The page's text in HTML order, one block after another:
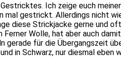
Ich zeige euch
mal gestrickt. Allerdings nicht
diese Strickjacke gerne und
Wolle, hat aber auch
für die Übergangszeit
in Schwarz, nur diesmal